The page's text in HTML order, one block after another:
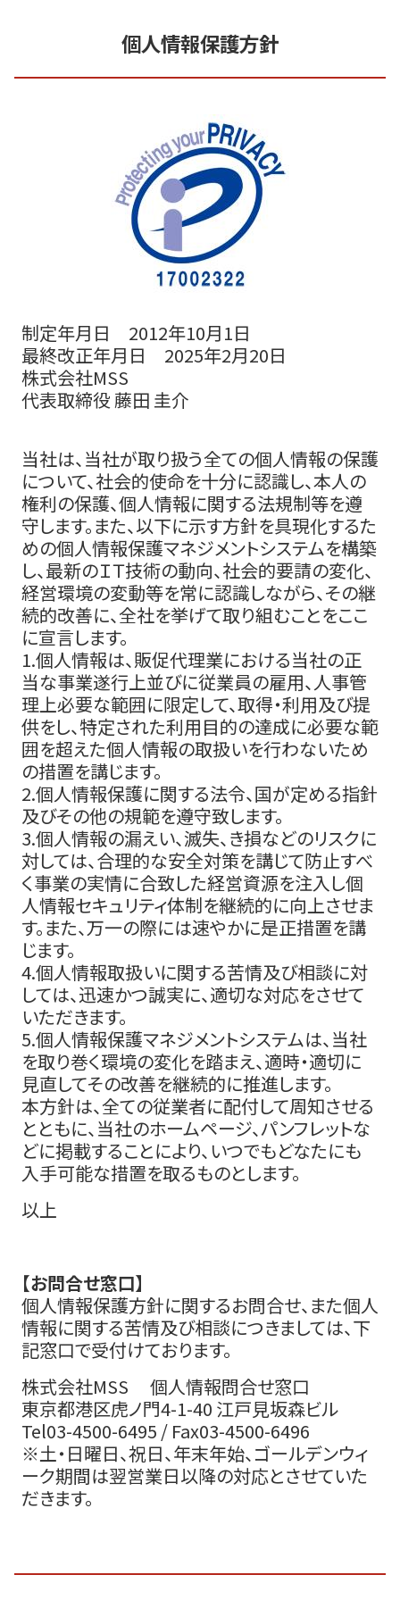
個人情報保護方針
制定年月日 2012年10月1日
最終改正年月日 2025年2月20日
株式会社MSS
代表取締役 藤田 圭介
当社は、当社が取り扱う全ての個人情報の保護
について、社会的使命を十分に認識し、本人の
権利の保護、個人情報に関する法規制等を遵
守します。また、以下に示す方針を具現化するた
めの個人情報保護マネジメントシステムを構築
し、最新のＩＴ技術の動向、社会的要請の変化、
経営環境の変動等を常に認識しながら、その継
続的改善に、全社を挙げて取り組むことをここ
に宣言します。
1.個人情報は、販促代理業における当社の正
当な事業遂行上並びに従業員の雇用、人事管
理上必要な範囲に限定して、取得・利用及び提
供をし、特定された利用目的の達成に必要な範
囲を超えた個人情報の取扱いを行わないため
の措置を講じます。
2.個人情報保護に関する法令、国が定める指針
及びその他の規範を遵守致します。
3.個人情報の漏えい、滅失、き損などのリスクに
対しては、合理的な安全対策を講じて防止すべ
く事業の実情に合致した経営資源を注入し個
人情報セキュリティ体制を継続的に向上させま
す。また、万一の際には速やかに是正措置を講
じます。
4.個人情報取扱いに関する苦情及び相談に対
しては、迅速かつ誠実に、適切な対応をさせて
いただきます。
5.個人情報保護マネジメントシステムは、当社
を取り巻く環境の変化を踏まえ、適時・適切に
見直してその改善を継続的に推進します。
本方針は、全ての従業者に配付して周知させる
とともに、当社のホームページ、パンフレットな
どに掲載することにより、いつでもどなたにも
入手可能な措置を取るものとします。
以上
【お問合せ窓口】
個人情報保護方針に関するお問合せ、また個人
情報に関する苦情及び相談につきましては、下
記窓口で受付けております。
株式会社MSS 個人情報問合せ窓口
東京都港区虎ノ門4-1-40 江戸見坂森ビル
Tel03-4500-6495 / Fax03-4500-6496
※土・日曜日、祝日、年末年始、ゴールデンウィ
ーク期間は翌営業日以降の対応とさせていた
だきます。